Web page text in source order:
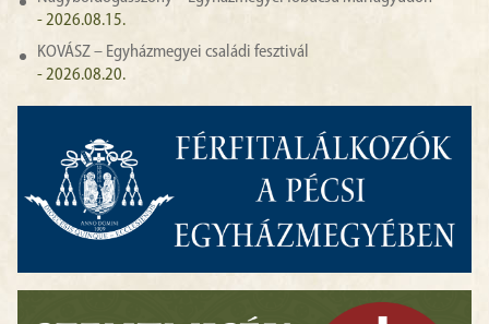
- 2026.08.15.
KOVÁSZ – Egyházmegyei családi fesztivál
- 2026.08.20.